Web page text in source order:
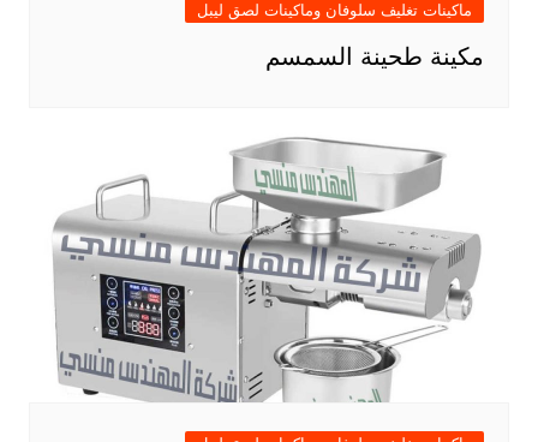
ماكينات تغليف سلوفان وماكينات لصق ليبل
مكينة طحينة السمسم